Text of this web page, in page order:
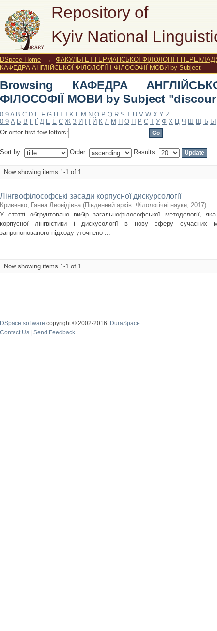
Repository of
Kyiv National
Browsing КАФЕДРА АНГЛІЙСЬКОЇ
"discourse"
DSpace Home →
ФАКУЛЬТЕТ ГЕРМАНСЬКОЇ ФІЛОЛОГІЇ І
КАФЕДРА АНГЛІЙСЬКОЇ ФІЛОЛОГІЇ І ФІЛОСОФІЇ МОВИ by Subject
Browsing КАФЕДРА
ФІЛОСОФІЇ МОВИ by Subject
0-9 A B C D E F G H J K L M N O P Q R S T U V W X Y Z
0-9 А Б В Г Ґ Д Е Ё Є Ж З И Й К Л М Н О П Р С Т У Ф Х Ц Ч Ш Щ Ъ Ы
Or enter first few letters:
Sort by: Order: Results:
Now showing items 1-1 of 1
Лінгвофілософські засади корпусної дискурсології
Кривенко, Ганна Леонідівна (Південний архів. Філологічні науки, 2017)
У статті обгрунтовано вибір загальнофілософської методології,
корпусної лінгвістики і дискусології в нову сферу сучасних
запропонованого підходу уточнено ...
Now showing items 1-1 of 1
DSpace software copyright © 2002-2016
DuraSpace
Contact Us
Send Feedback